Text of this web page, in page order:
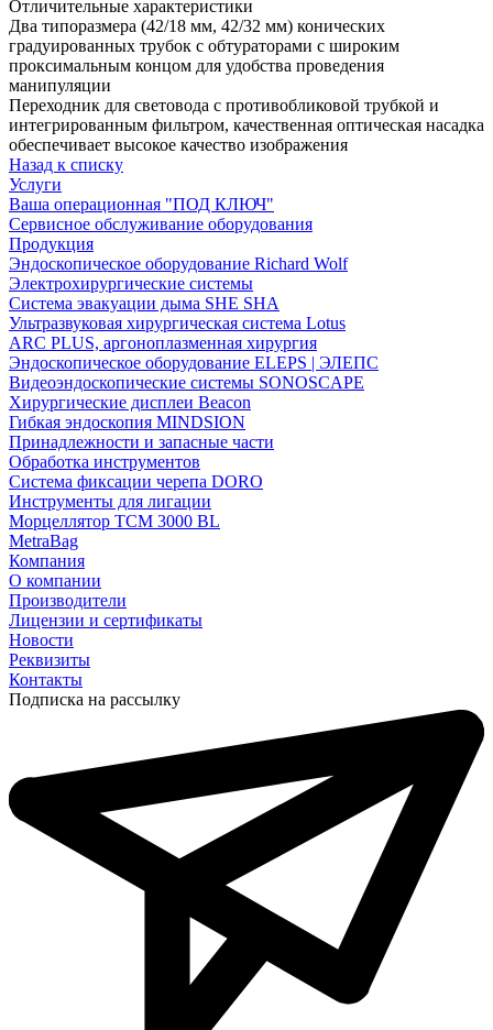
Отличительные характеристики
Два типоразмера (42/18 мм, 42/32 мм) конических
градуированных трубок с обтураторами с широким
проксимальным концом для удобства проведения
манипуляции
Переходник для световода с противобликовой трубкой и
интегрированным фильтром, качественная оптическая насадка
обеспечивает высокое качество изображения
Назад к списку
Услуги
Ваша операционная "ПОД КЛЮЧ"
Сервисное обслуживание оборудования
Продукция
Эндоскопическое оборудование Richard Wolf
Электрохирургические системы
Система эвакуации дыма SHE SHA
Ультразвуковая хирургическая система Lotus
ARC PLUS, аргоноплазменная хирургия
Эндоскопическое оборудование ELEPS | ЭЛЕПС
Видеоэндоскопические системы SONOSCAPE
Хирургические дисплеи Beacon
Гибкая эндоскопия MINDSION
Принадлежности и запасные части
Обработка инструментов
Система фиксации черепа DORO
Инструменты для лигации
Морцеллятор ТСМ 3000 BL
MetraBag
Компания
О компании
Производители
Лицензии и сертификаты
Новости
Реквизиты
Контакты
Подписка на рассылку